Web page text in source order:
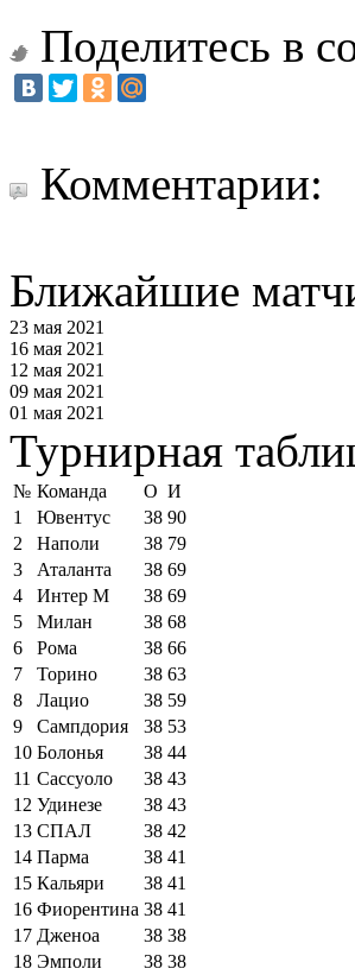
Поделитесь в
Комментарии:
Ближайшие
23 мая 2021
16 мая 2021
12 мая 2021
09 мая 2021
01 мая 2021
Турнирная
№ Команда О И
1
Ювентус 38 90
2
Наполи 38 79
3
Аталанта 38 69
4
Интер М 38 69
5
Милан 38 68
6
Рома 38 66
7
Торино 38 63
8
Лацио 38 59
9
Сампдория 38 53
10 Болонья 38 44
11 Сассуоло 38 43
12 Удинезе 38 43
13 СПАЛ 38 42
14 Парма 38 41
15 Кальяри 38 41
16 Фиорентина 38 41
17 Дженоа 38 38
18 Эмполи 38 38